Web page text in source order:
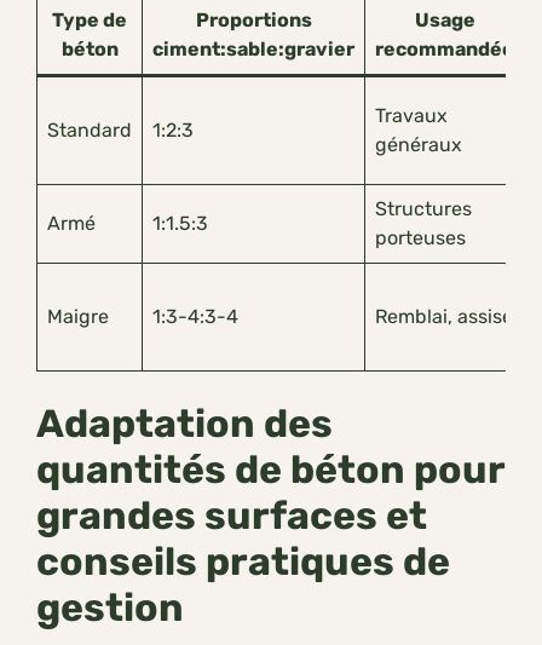
Type de
béton
Proportions
ciment:sable:gravier
Usage
recommandée
Standard 1:2:3
Travaux
généraux
Armé 1:1.5:3
Structures
porteuses
Maigre 1:3-4:3-4 Remblai, assise
Adaptation des
quantités de béton pour
grandes surfaces et
conseils pratiques de
gestion